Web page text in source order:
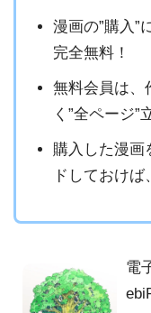
漫画の”購入”
完全無料！
無料会員は、
く”全ページ”
購入した漫画
ドしておけ
電